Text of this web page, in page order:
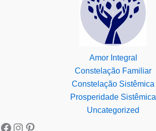
Amor Integral
Constelação Familiar
Constelação Sistêmica
Prosperidade Sistêmica
Uncategorized